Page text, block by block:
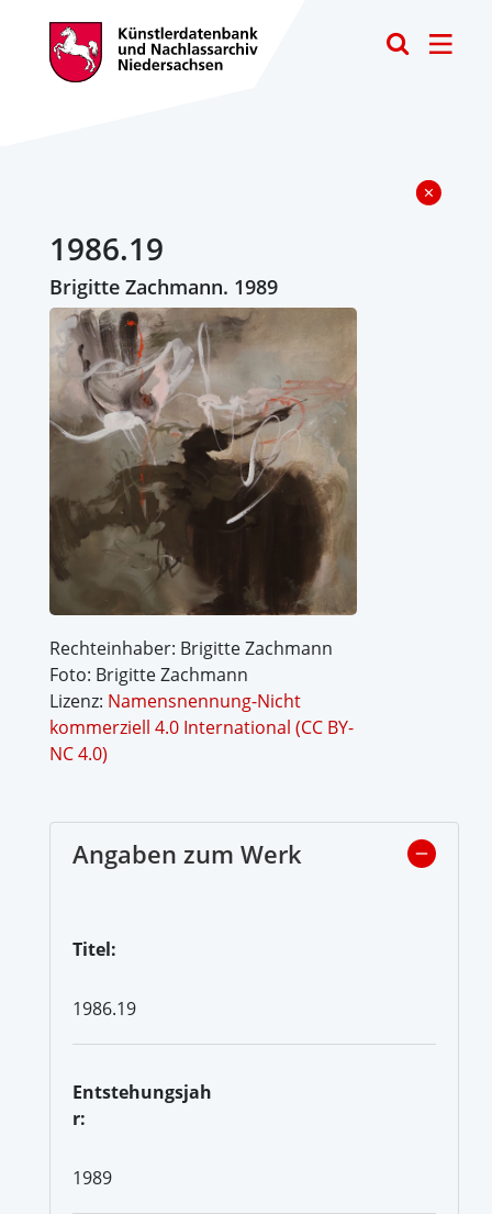
1986.19
Brigitte Zachmann. 1989
Rechteinhaber: Brigitte Zachmann
Foto: Brigitte Zachmann
Lizenz: Namensnennung-Nicht
kommerziell 4.0 International (CC BY-
NC 4.0)
Angaben zum Werk
Titel:
1986.19
Entstehungsjah
r:
1989